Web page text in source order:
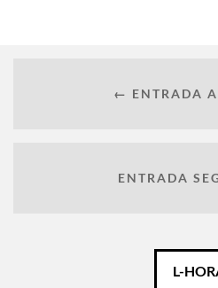
← ENTRADA
ENTRADA
L-